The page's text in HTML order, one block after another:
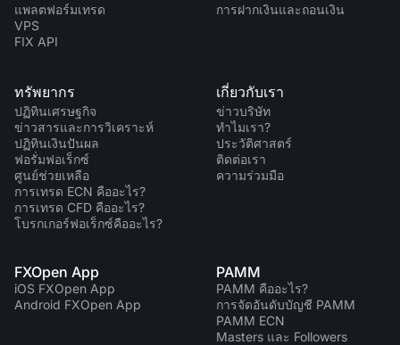
แพลตฟอร์มเทรด
VPS
FIX API
การฝากเงินและถอนเงิน
ทรัพยากร
ปฏิทินเศรษฐกิจ
ข่าวสารและการวิเคราะห์
ปฏิทินเงินปันผล
ฟอรั่มฟอเร็กซ์
ศูนย์ช่วยเหลือ
การเทรด ECN คืออะไร?
การเทรด CFD คืออะไร?
โบรกเกอร์ฟอเร็กซ์คืออะไร?
เกี่ยวกับเรา
ข่าวบริษัท
ทำไมเรา?
ประวัติศาสตร์
ติดต่อเรา
ความร่วมมือ
FXOpen App
iOS FXOpen App
Android FXOpen App
PAMM
PAMM คืออะไร?
การจัดอันดับบัญชี PAMM
PAMM ECN
Masters และ Followers